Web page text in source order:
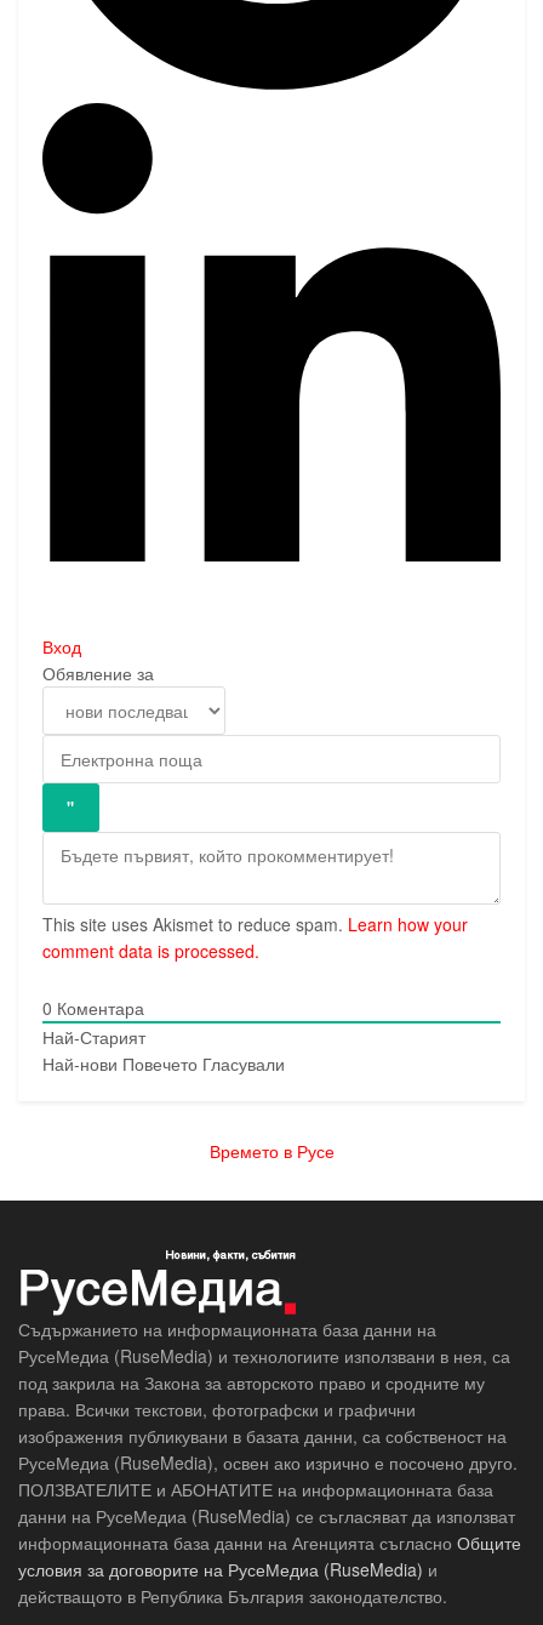
Вход
Обявление за
This site uses Akismet to reduce spam. Learn how your
comment data is processed.
0 Коментара
Най-Старият
Най-нови Повечето Гласували
Времето в Русе
Съдържанието на информационната база данни на
РусеМедиа (RuseMedia) и технологиите използвани в нея, са
под закрила на Закона за авторското право и сродните му
права. Всички текстови, фотографски и графични
изображения публикувани в базата данни, са собственост на
РусеМедиа (RuseMedia), освен ако изрично е посочено друго.
ПОЛЗВАТЕЛИТЕ и АБОНАТИТЕ на информационната база
данни на РусеМедиа (RuseMedia) се съгласяват да използват
информационната база данни на Агенцията съгласно Общите
условия за договорите на РусеМедиа (RuseMedia) и
действащото в Република България законодателство.